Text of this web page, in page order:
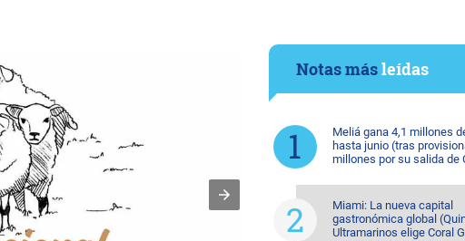
Notas másleídas
Meliá gana 4,1 millones
hasta junio (tras
millones por su salida de
Miami: La nueva capital
gastronómica global
Ultramarinos elige Coral